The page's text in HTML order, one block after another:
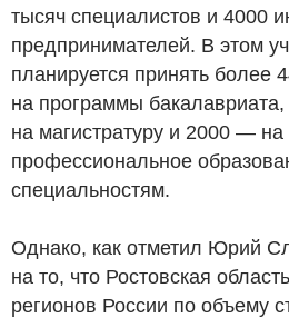
тысяч специалистов и 4000
предпринимателей. В этом
планируется принять более
на программы
на магистратуру и 2000 —
профессиональное
специальностям.
Однако, как отметил Юрий
на то, что Ростовская
регионов России по объему